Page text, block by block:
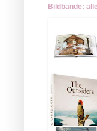
Bildbände: